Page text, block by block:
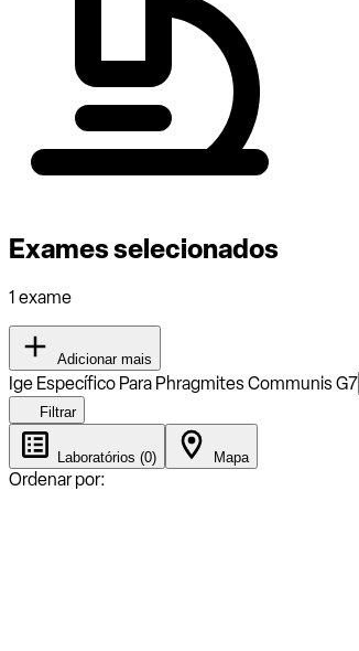
Exames selecionados
1 exame
Adicionar mais
Ige Específico Para Phragmites Communis G7
Filtrar
Laboratórios (0) Mapa
Ordenar por: